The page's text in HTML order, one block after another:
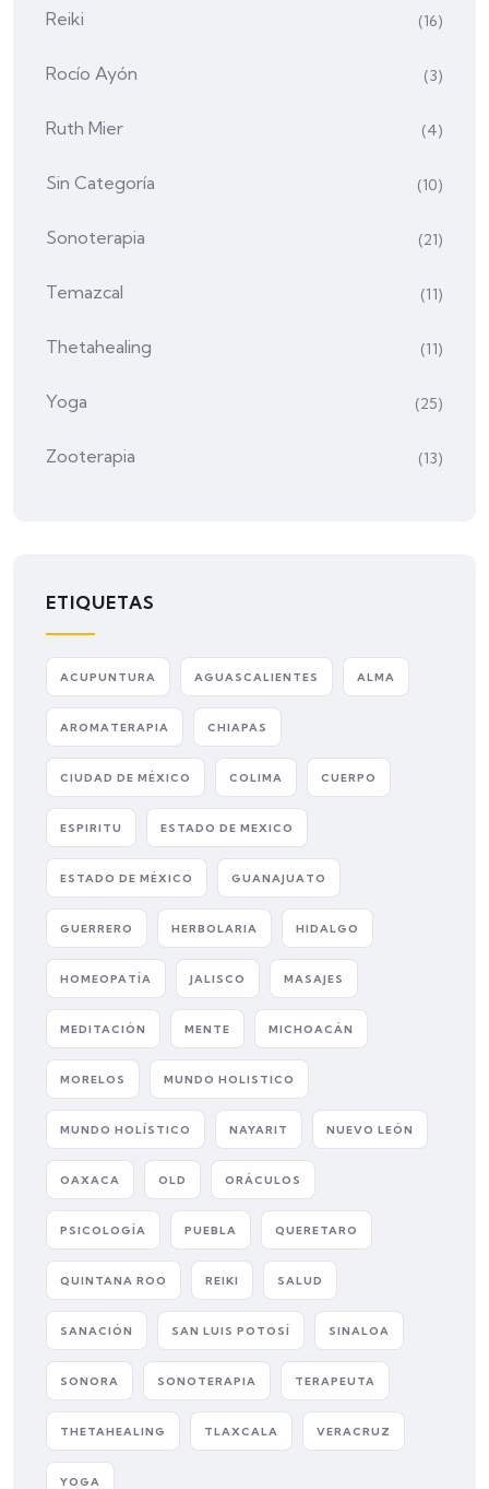
Reiki (16)
Rocío Ayón (3)
Ruth Mier (4)
Sin Categoría (10)
Sonoterapia (21)
Temazcal (11)
Thetahealing (11)
Yoga (25)
Zooterapia (13)
ETIQUETAS
ACUPUNTURA AGUASCALIENTES ALMA
AROMATERAPIA CHIAPAS
CIUDAD DE MÉXICO COLIMA CUERPO
ESPIRITU ESTADO DE MEXICO
ESTADO DE MÉXICO GUANAJUATO
GUERRERO HERBOLARIA HIDALGO
HOMEOPATÍA JALISCO MASAJES
MEDITACIÓN MENTE MICHOACÁN
MORELOS MUNDO HOLISTICO
MUNDO HOLÍSTICO NAYARIT NUEVO LEÓN
OAXACA OLD ORÁCULOS
PSICOLOGÍA PUEBLA QUERETARO
QUINTANA ROO REIKI SALUD
SANACIÓN SAN LUIS POTOSÍ SINALOA
SONORA SONOTERAPIA TERAPEUTA
THETAHEALING TLAXCALA VERACRUZ
YOGA